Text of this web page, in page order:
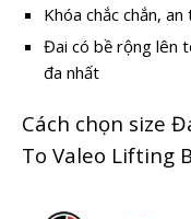
Khóa chắc chắn,
Đai có bề rộng lên
đa nhất
Cách chọn size
To Valeo Lifting